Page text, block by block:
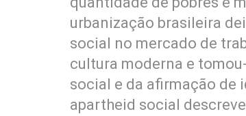
urbanização brasileira
social no mercado de
cultura moderna e
social e da afirmação de
apartheid social